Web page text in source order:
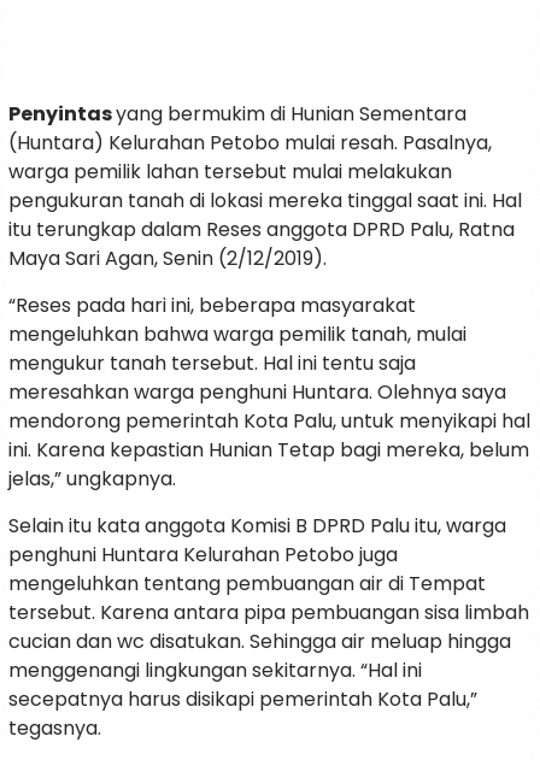
Penyintasyang bermukim di Hunian Sementara
(Huntara) Kelurahan Petobo mulai resah. Pasalnya,
warga pemilik lahan tersebut mulai melakukan
pengukuran tanah di lokasi mereka tinggal saat ini. Hal
itu terungkap dalam Reses anggota DPRD Palu, Ratna
Maya Sari Agan, Senin (2/12/2019).
“Reses pada hari ini, beberapa masyarakat
mengeluhkan bahwa warga pemilik tanah, mulai
mengukur tanah tersebut. Hal ini tentu saja
meresahkan warga penghuni Huntara. Olehnya saya
mendorong pemerintah Kota Palu, untuk menyikapi hal
ini. Karena kepastian Hunian Tetap bagi mereka, belum
jelas,” ungkapnya.
Selain itu kata anggota Komisi B DPRD Palu itu, warga
penghuni Huntara Kelurahan Petobo juga
mengeluhkan tentang pembuangan air di Tempat
tersebut. Karena antara pipa pembuangan sisa limbah
cucian dan wc disatukan. Sehingga air meluap hingga
menggenangi lingkungan sekitarnya. “Hal ini
secepatnya harus disikapi pemerintah Kota Palu,”
tegasnya.